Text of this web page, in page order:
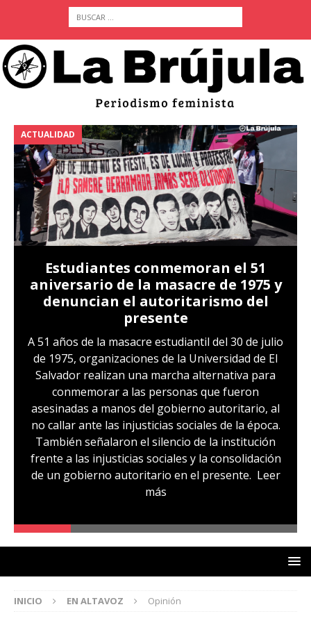
ACTUALIDAD
Estudiantes conmemoran el 51
aniversario de la masacre de 1975 y
denuncian el autoritarismo del
presente
A 51 años de la masacre estudiantil del 30 de julio
de 1975, organizaciones de la Universidad de El
Salvador realizan una marcha alternativa para
conmemorar a las personas que fueron
asesinadas a manos del gobierno autoritario, al
no callar ante las injusticias sociales de la época.
También señalaron el silencio de la institución
frente a las injusticias sociales y la consolidación
de un gobierno autoritario en el presente. Leer
más
INICIO EN ALTAVOZ Opinión